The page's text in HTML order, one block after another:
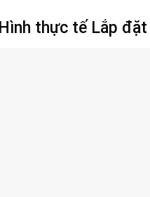
Hình thực tế Lắp đặt